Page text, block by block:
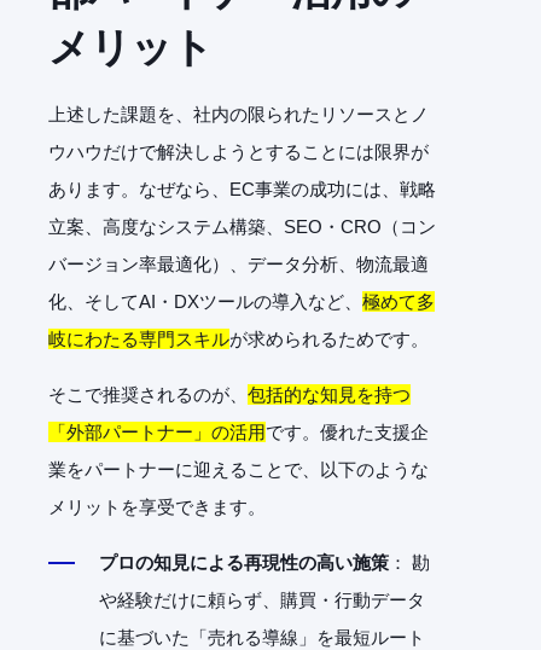
メリット
上述した課題を、社内の限られたリソースとノ
ウハウだけで解決しようとすることには限界が
あります。なぜなら、EC事業の成功には、戦略
立案、高度なシステム構築、SEO・CRO（コン
バージョン率最適化）、データ分析、物流最適
化、そしてAI・DXツールの導入など、 極めて多
岐にわたる専門スキルが求められるためです。
そこで推奨されるのが、 包括的な知見を持つ
「外部パートナー」の活用です。優れた支援企
業をパートナーに迎えることで、以下のような
メリットを享受できます。
プロの知見による再現性の高い施策 ： 勘
や経験だけに頼らず、購買・行動データ
に基づいた「売れる導線」を最短ルート